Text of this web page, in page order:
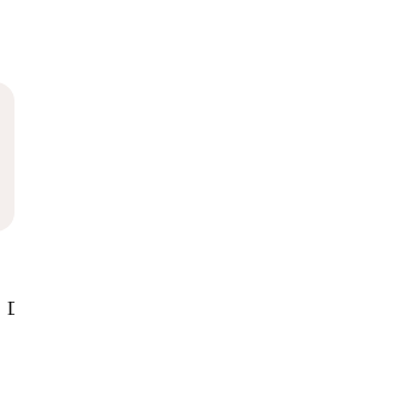
Disponibilità